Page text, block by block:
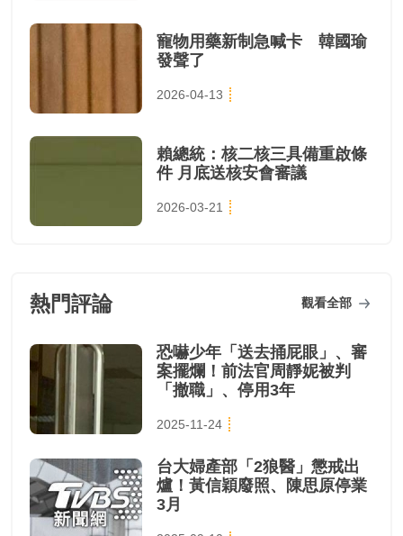
寵物用藥新制急喊卡 韓國瑜
發聲了
2026-04-13
賴總統：核二核三具備重啟條
件 月底送核安會審議
2026-03-21
熱門評論 觀看全部
恐嚇少年「送去捅屁眼」、審
案擺爛！前法官周靜妮被判
「撤職」、停用3年
2025-11-24
台大婦產部「2狼醫」懲戒出
爐！黃信穎廢照、陳思原停業
3月